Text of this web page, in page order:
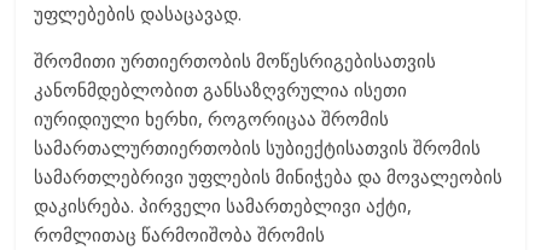
უფლებების დასაცავად.
შრომითი ურთიერთობის მოწესრიგებისათვის
კანონმდებლობით განსაზღვრულია ისეთი
იურიდიული ხერხი, როგორიცაა შრომის
სამართალურთიერთობის სუბიექტისათვის შრომის
სამართლებრივი უფლების მინიჭება და მოვალეობის
დაკისრება. პირველი სამართებლივი აქტი,
რომლითაც წარმოიშობა შრომის